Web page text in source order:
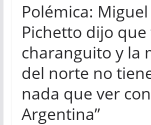
Polémica: Miguel
Pichetto dijo que
charanguito y la
del norte no
nada que ver con
Argentina”